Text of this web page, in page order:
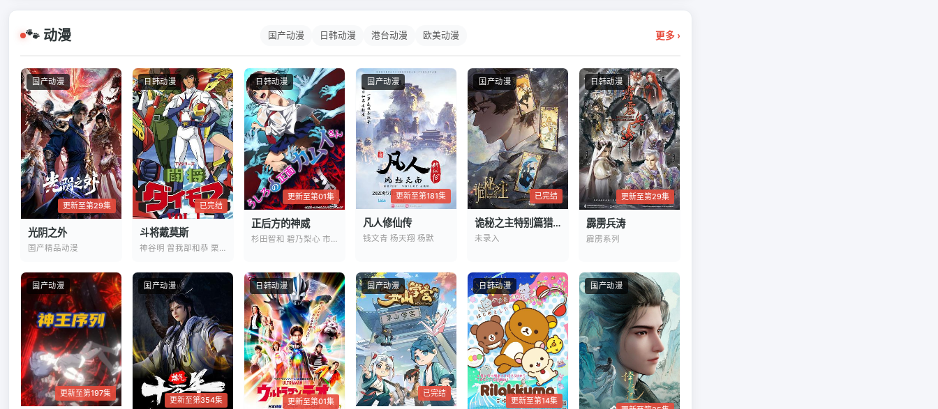
🐾 动漫 国产动漫 日韩动漫 港台动漫 欧美动漫 更多 ›
国产动漫
更新至第29集
光阴之外
国产精品动漫
日韩动漫
已完结
斗将戴莫斯
神谷明 曾我部和恭 栗叶子
日韩动漫
更新至第01集
正后方的神威
杉田智和 碧乃梨心 市道真央
国产动漫
更新至第181集
凡人修仙传
钱文青 杨天翔 杨默
国产动漫
已完结
诡秘之主特别篇猎物
未录入
日韩动漫
更新至第29集
霹雳兵涛
霹雳系列
国产动漫
更新至第197集
国产动漫
更新至第354集
日韩动漫
更新至第01集
国产动漫
已完结
日韩动漫
更新至第14集
国产动漫